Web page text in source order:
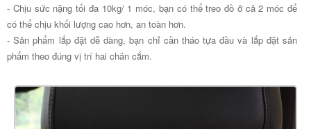
- Chịu sức nặng tối đa 10kg/ 1 móc, bạn có thể treo đồ ở cả 2 móc để
có thể chịu khối lượng cao hơn, an toàn hơn.
- Sản phẩm lắp đặt dễ dàng, bạn chỉ cần tháo tựa đầu và lắp đặt sản
phẩm theo đúng vị trí hai chân cắm.